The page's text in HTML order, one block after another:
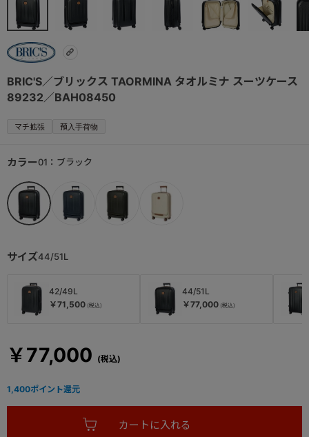
BRIC'S／ブリックス TAORMINA タオルミナ スーツケース
89232／BAH08450
マチ拡張 預入手荷物
￥77,000
サイズ44/51L
42/49L
￥71,500
44/51L
￥77,000
カラー01：ブラック
1,400ポイント還元